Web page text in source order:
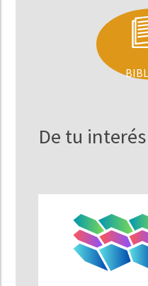
De tu interés